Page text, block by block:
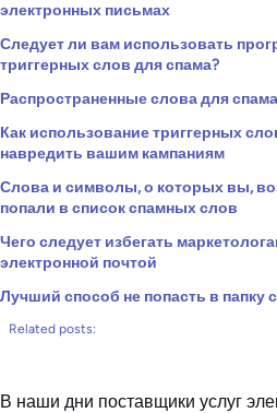
электронных письмах
Следует ли вам использовать
триггерных слов для спама?
Распространенные слова для
Как использование триггерных
навредить вашим кампаниям
Слова и символы, о которых вы,
попали в список спамных слов
Чего следует избегать
электронной почтой
Лучший способ не попасть в папку
Related posts:
В наши дни поставщики услуг